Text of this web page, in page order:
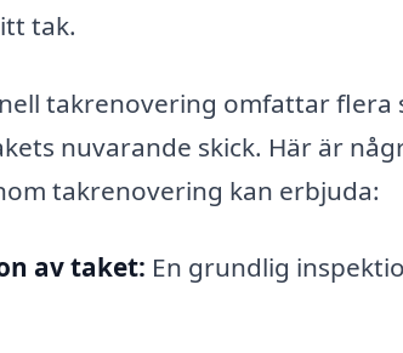
tak.
takrenovering omfattar flera
nuvarande skick. Här är
takrenovering kan erbjuda:
av taket: En grundlig